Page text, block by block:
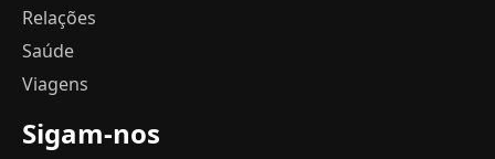
Relações
Saúde
Viagens
Sigam-nos